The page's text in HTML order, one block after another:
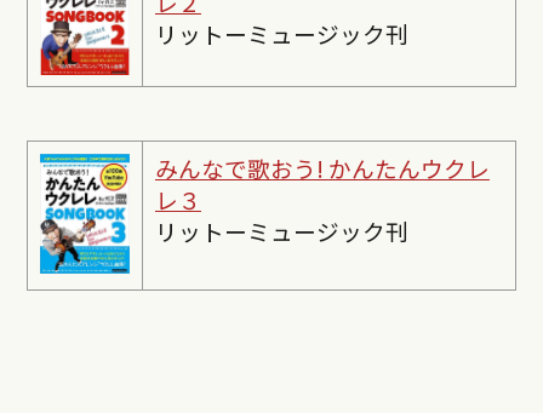
リットーミュージック刊
みんなで歌おう! かんたんウクレ
レ３
リットーミュージック刊